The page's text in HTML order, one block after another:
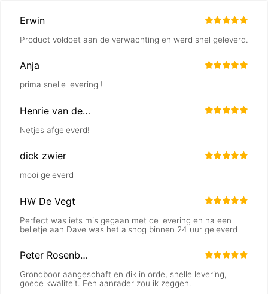
Erwin
Product voldoet aan de verwachting en werd snel geleverd.
Anja
prima snelle levering !
Henrie van de Wiel
Netjes afgeleverd!
dick zwier
mooi geleverd
HW De Vegt
Perfect was iets mis gegaan met de levering en na een
belletje aan Dave was het alsnog binnen 24 uur geleverd
Peter Rosenberg
Grondboor aangeschaft en dik in orde, snelle levering,
goede kwaliteit. Een aanrader zou ik zeggen.